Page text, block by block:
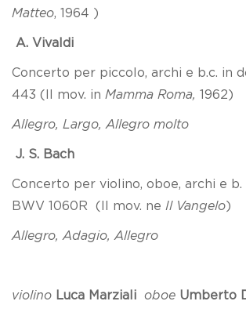
Matteo, 1964 )
A. Vivaldi
Concerto per piccolo, archi e b.c. in
443 (II mov. in Mamma Roma, 1962)
Allegro, Largo, Allegro molto
J. S. Bach
Concerto per violino, oboe, archi e b.
BWV 1060R (II mov. ne Il Vangelo)
Allegro, Adagio, Allegro
violino Luca Marziali oboe Umberto